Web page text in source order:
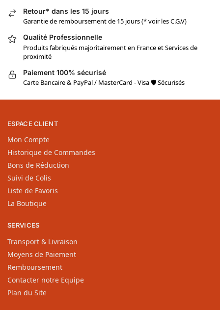
Retour* dans les 15 jours
Garantie de remboursement de 15 jours (* voir les C.G.V)
Qualité Professionnelle
Produits fabriqués majoritairement en France et Services de
proximité
Paiement 100% sécurisé
Carte Bancaire & PayPal / MasterCard - Visa 🛡 Sécurisés
ESPACE CLIENT
Mon Compte
Historique de Commandes
Bons de Réduction
Suivi de Colis
Liste de Favoris
La Boutique
SERVICES
Transport & Livraison
Moyens de Paiement
Remboursement
Contacter notre Equipe
Plan du Site